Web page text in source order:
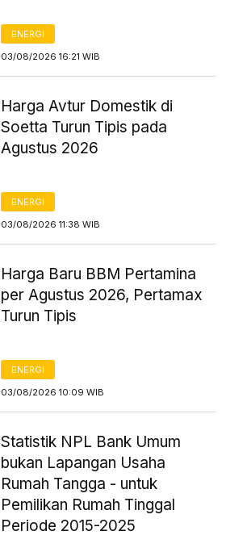
ENERGI
03/08/2026 16:21 WIB
Harga Avtur Domestik di
Soetta Turun Tipis pada
Agustus 2026
ENERGI
03/08/2026 11:38 WIB
Harga Baru BBM Pertamina
per Agustus 2026, Pertamax
Turun Tipis
ENERGI
03/08/2026 10:09 WIB
Statistik NPL Bank Umum
bukan Lapangan Usaha
Rumah Tangga - untuk
Pemilikan Rumah Tinggal
Periode 2015-2025